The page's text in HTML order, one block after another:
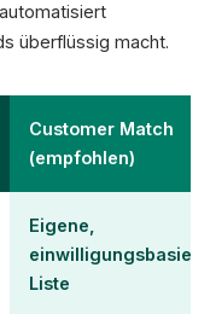
überflüssig macht.
Customer Match
(empfohlen)
Eigene,
Liste